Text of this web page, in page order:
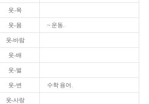
웃-목
웃-몸 ~ 운동.
웃-바람
웃-배
웃-벌
웃-변 수학 용어.
웃-사랑